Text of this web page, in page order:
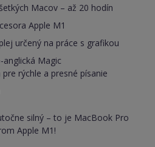
Macov – až 20 hodín
Apple M1
určený na práce s grafikou
anglická Magic
rýchle a presné písanie
silný – to je MacBook Pro
Apple M1!